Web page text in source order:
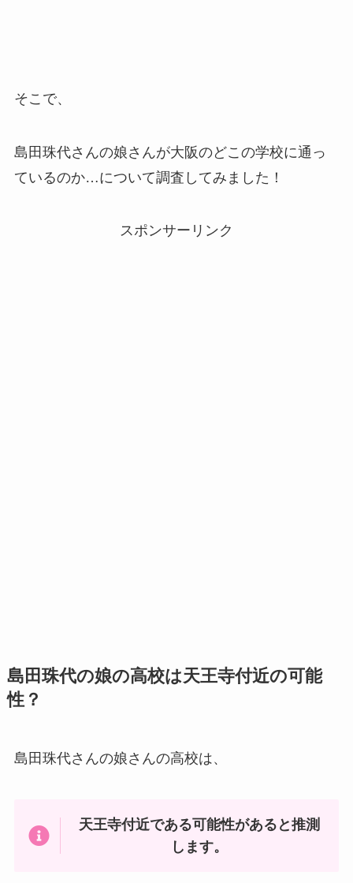
そこで、
島田珠代さんの娘さんが大阪のどこの学校に通っ
ているのか…について調査してみました！
スポンサーリンク
島田珠代の娘の高校は天王寺付近の可能
性？
島田珠代さんの娘さんの高校は、
天王寺付近である可能性があると推測
します。